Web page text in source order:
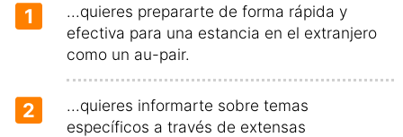
1
...quieres prepararte de forma rápida y
efectiva para una estancia en el extranjero
como un au-pair.
2
...quieres informarte sobre temas
específicos a través de extensas